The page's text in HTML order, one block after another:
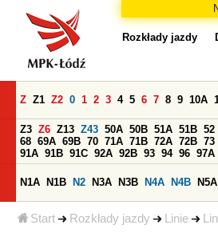
Start Rozkłady jazdy Linie
Rozkłady jazdy
Z Z1 Z2 0 1 2 3 4 5 6 7 8 9 10A
Z3 Z6 Z13 Z43 50A 50B 51A 51B 52
68 69A 69B 70 71A 71B 72A 72B 73
91A 91B 91C 92A 92B 93 94 96 97A
N1A N1B N2 N3A N3B N4A N4B N5A